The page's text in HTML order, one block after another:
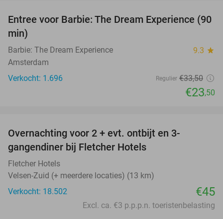
30%
Entree voor Barbie: The Dream Experience (90
min)
Barbie: The Dream Experience 9.3 star
Amsterdam
Verkocht: 1.696
Regulier €33,50
€23,50
Overnachting voor 2 + evt. ontbijt en 3-
gangendiner bij Fletcher Hotels
Fletcher Hotels
Velsen-Zuid (+ meerdere locaties) (13 km)
Verkocht: 18.502
€45
Excl. ca. €3 p.p.p.n. toeristenbelasting